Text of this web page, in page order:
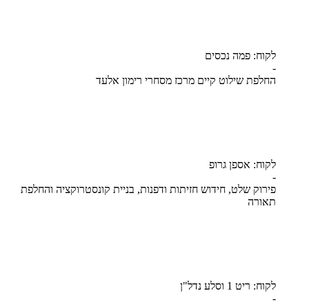
לקוח: פמה נכסים
-
החלפת שילוט קיים מרכז מסחרי רימון אלעד
לקוח: אספן גרופ
-
פירוק שלט, חידוש חזיתות ודפנות, בניית קונסטרוקציה והחלפת
תאורה
לקוח: ריט 1 וסלע נדל"ן
-